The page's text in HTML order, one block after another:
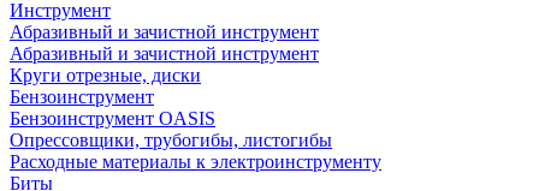
Инструмент
Абразивный и зачистной инструмент
Абразивный и зачистной инструмент
Круги отрезные, диски
Бензоинструмент
Бензоинструмент OASIS
Опрессовщики, трубогибы, листогибы
Расходные материалы к электроинструменту
Биты